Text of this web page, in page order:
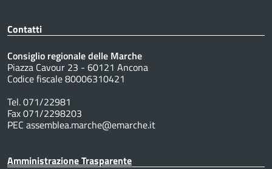
Contatti
Consiglio regionale delle Marche
Piazza Cavour 23 - 60121 Ancona
Codice fiscale 80006310421
Tel. 071/22981
Fax 071/2298203
PEC assemblea.marche@emarche.it
Amministrazione Trasparente